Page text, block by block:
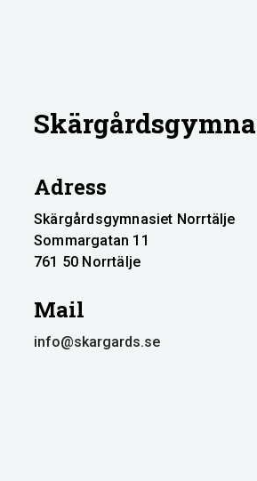
Adress
Skärgårdsgymnasiet Norrtälje
Sommargatan 11
761 50 Norrtälje
Mail
info@skargards.se